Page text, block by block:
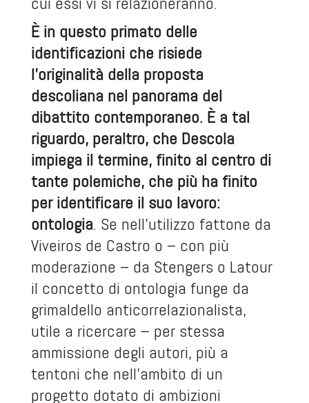
È in questo primato delle
identificazioni che risiede
l’originalità della proposta
descoliana nel panorama del
dibattito contemporaneo. È a tal
riguardo, peraltro, che Descola
impiega il termine, finito al centro di
tante polemiche, che più ha finito
per identificare il suo lavoro:
ontologia. Se nell’utilizzo fattone da
Viveiros de Castro o – con più
moderazione – da Stengers o Latour
il concetto di ontologia funge da
grimaldello anticorrelazionalista,
utile a ricercare – per stessa
ammissione degli autori, più a
tentoni che nell’ambito di un
progetto dotato di ambizioni